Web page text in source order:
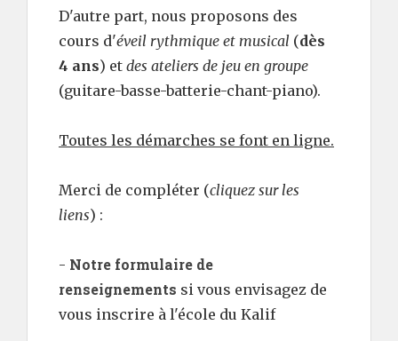
D'autre part, nous proposons des
cours d'éveil rythmique et musical (dès
4 ans) et des ateliers de jeu en groupe
(guitare-basse-batterie-chant-piano).
Toutes les démarches se font en ligne.
Merci de compléter (cliquez sur les
liens) :
- Notre formulaire de
renseignements si vous envisagez de
vous inscrire à l'école du Kalif